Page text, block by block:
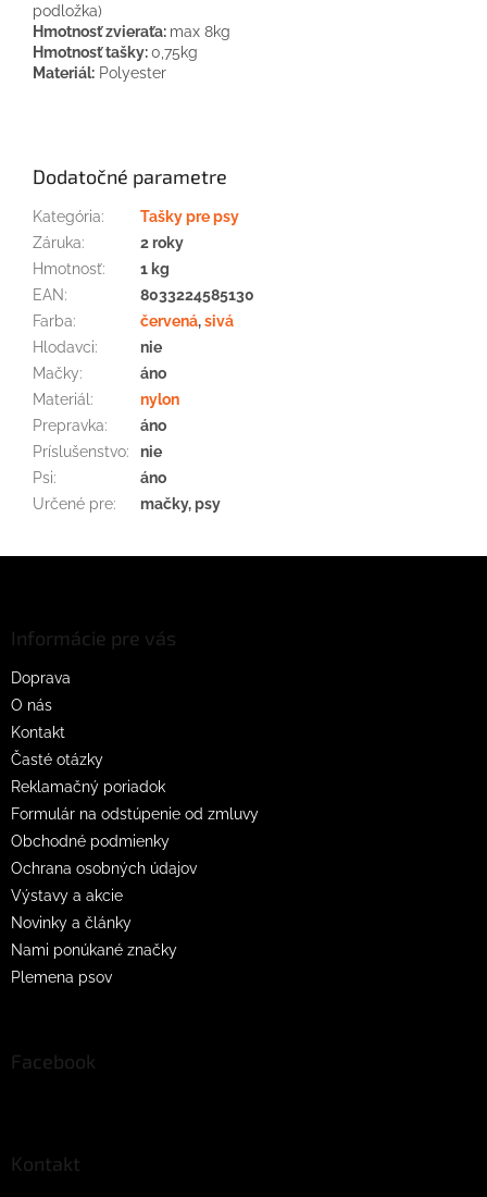
podložka)
Hmotnosť zvieraťa: max 8kg
Hmotnosť tašky:0,75kg
Materiál: Polyester
Dodatočné parametre
Kategória:
Tašky pre psy
Záruka:
2 roky
Hmotnosť:
1 kg
EAN:
8033224585130
Farba: červená,sivá
Hlodavci:
nie
Mačky:
áno
Materiál :
nylon
Prepravka:
áno
Príslušenstvo:
nie
Psi:
áno
Určené pre: mačky, psy
Informácie pre vás
Doprava
O nás
Kontakt
Časté otázky
Reklamačný poriadok
Formulár na odstúpenie od zmluvy
Obchodné podmienky
Ochrana osobných údajov
Výstavy a akcie
Novinky a články
Nami ponúkané značky
Plemena psov
Facebook
Kontakt